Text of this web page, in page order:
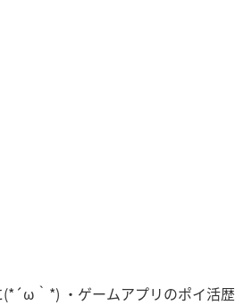
｀*) ・ゲームアプリのポイ活